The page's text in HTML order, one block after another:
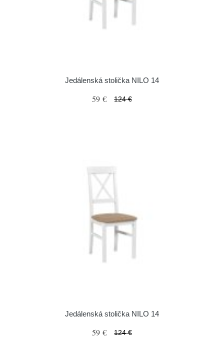
Jedálenská stolička NILO 14
59 € 124 €
Jedálenská stolička NILO 14
59 € 124 €